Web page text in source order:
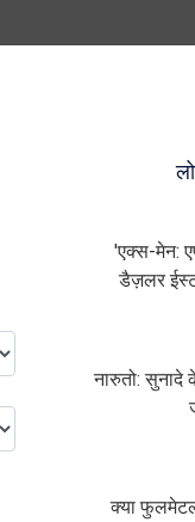
'एक्स-मेन:
डैज़लर
नारुतो: सुनादे
क्या